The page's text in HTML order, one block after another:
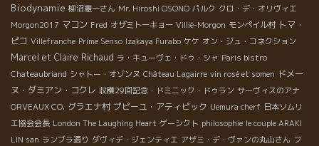
Biodynamie 柳沼憲一さん Mr. Hiroshi OSONO パルク クロ・デ・オリヴィエ
Morgon2017 マコン Fred オザミトーキョー Villié-Morgon モンペイル村 トマ・
ピコ Villefranche Prime Senso Izakaya Furabo ケケ オン・ジュ・コネクション
Marcel et Claire Richaud ラ・キューヴェ・ドゥ・シャ Paris bistro
Chateaubriand シャトー・オゾンヌ Château Lagairre vin rosé et somen ドメー
ヌ・ダミアン・コクレ 収穫29回記念・ドミニック・ドゥラン サーヴィスのアナ
ORVEAUX CO. グラエナ村 プピーユ・アティピック Uemura cherf 日本ソムリ
エ協会会長 London The Laughing Heart ゲーシクト philosophie le couple ARAKI
LIN san ランブラ通り ダヴィデ・ジェンティエ アザミ・デ・ヴァンの丸山さん フ